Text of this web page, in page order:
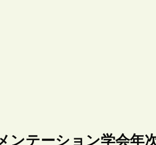
ンテーション学会年